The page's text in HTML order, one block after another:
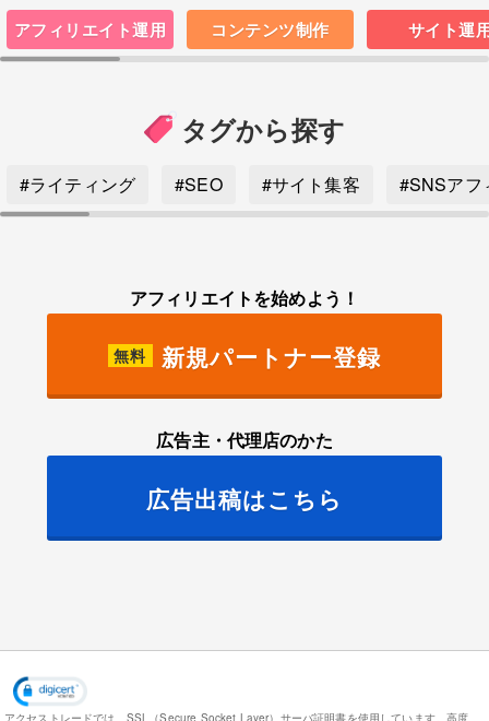
アフィリエイト運用 コンテンツ制作 サイト運
タグから探す
#ライティング #SEO #サイト集客 #SNSアフ
アフィリエイトを始めよう！
無料 新規パートナー登録
広告主・代理店のかた
広告出稿はこちら
アクセストレードでは、SSL（Secure Socket Layer）サーバ証明書を使用しています。高度